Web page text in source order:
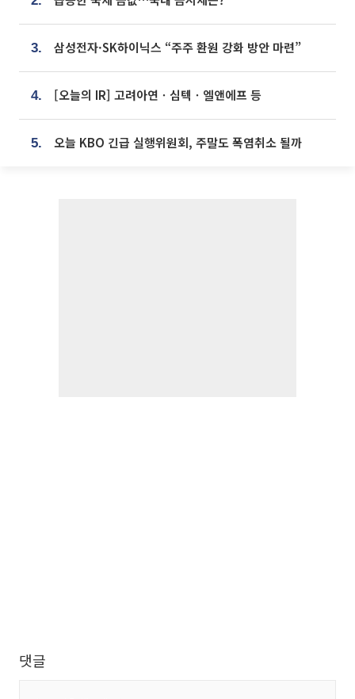
3. 삼성전자·SK하이닉스 “주주 환원 강화 방안 마련”
4. [오늘의 IR] 고려아연ㆍ심텍ㆍ엘앤에프 등
5. 오늘 KBO 긴급 실행위원회, 주말도 폭염취소 될까
댓글